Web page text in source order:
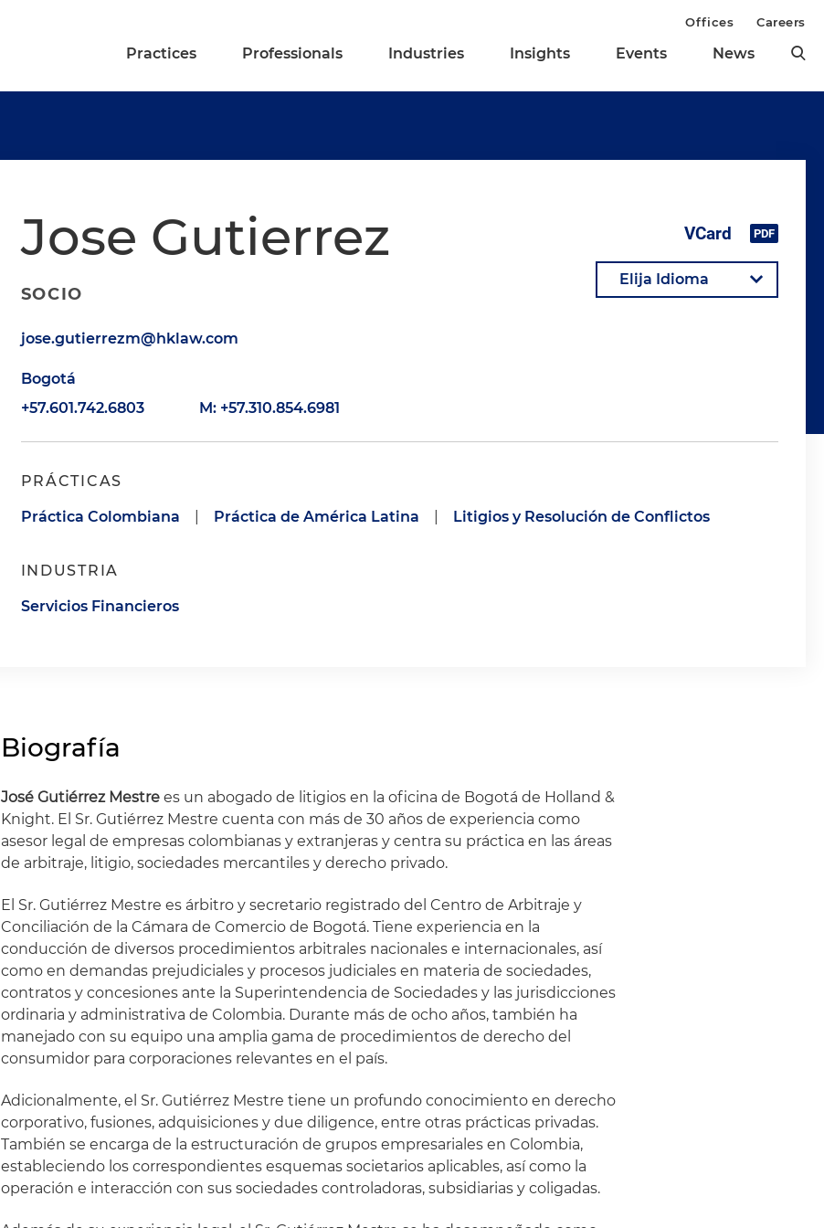
Practices Professionals Industries Insights Events News
Offices Careers
Jose Gutierrez
SOCIO
jose.gutierrezm@hklaw.com
Bogotá
+57.601.742.6803
M: +57.310.854.6981
PRÁCTICAS
Práctica Colombiana Práctica de América Latina Litigios y Resolución de Conflictos
INDUSTRIA
Servicios Financieros
Biografía
José Gutiérrez Mestre es un abogado de litigios en la oficina de Bogotá de Holland &
Knight. El Sr. Gutiérrez Mestre cuenta con más de 30 años de experiencia como
asesor legal de empresas colombianas y extranjeras y centra su práctica en las áreas
de arbitraje, litigio, sociedades mercantiles y derecho privado.
El Sr. Gutiérrez Mestre es árbitro y secretario registrado del Centro de Arbitraje y
Conciliación de la Cámara de Comercio de Bogotá. Tiene experiencia en la
conducción de diversos procedimientos arbitrales nacionales e internacionales, así
como en demandas prejudiciales y procesos judiciales en materia de sociedades,
contratos y concesiones ante la Superintendencia de Sociedades y las jurisdicciones
ordinaria y administrativa de Colombia. Durante más de ocho años, también ha
manejado con su equipo una amplia gama de procedimientos de derecho del
consumidor para corporaciones relevantes en el país.
Adicionalmente, el Sr. Gutiérrez Mestre tiene un profundo conocimiento en derecho
corporativo, fusiones, adquisiciones y due diligence, entre otras prácticas privadas.
También se encarga de la estructuración de grupos empresariales en Colombia,
estableciendo los correspondientes esquemas societarios aplicables, así como la
operación e interacción con sus sociedades controladoras, subsidiarias y coligadas.